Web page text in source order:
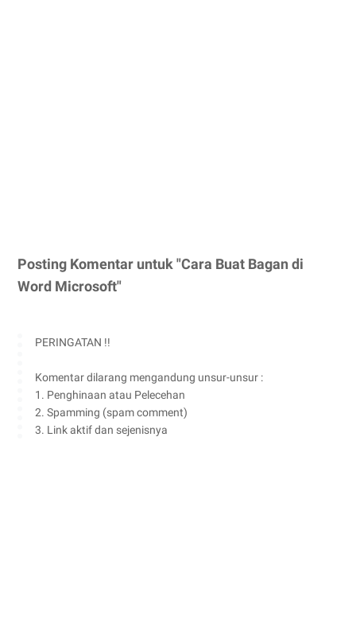
Posting Komentar untuk "Cara Buat Bagan di
Word Microsoft"
PERINGATAN !!
Komentar dilarang mengandung unsur-unsur :
1. Penghinaan atau Pelecehan
2. Spamming (spam comment)
3. Link aktif dan sejenisnya